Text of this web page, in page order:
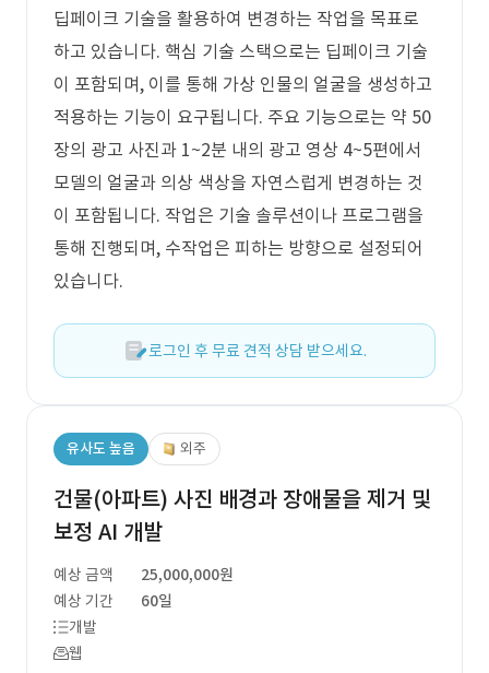
딥페이크 기술을 활용하여 변경하는 작업을 목표로
하고 있습니다. 핵심 기술 스택으로는 딥페이크 기술
이 포함되며, 이를 통해 가상 인물의 얼굴을 생성하고
적용하는 기능이 요구됩니다. 주요 기능으로는 약 50
장의 광고 사진과 1~2분 내의 광고 영상 4~5편에서
모델의 얼굴과 의상 색상을 자연스럽게 변경하는 것
이 포함됩니다. 작업은 기술 솔루션이나 프로그램을
통해 진행되며, 수작업은 피하는 방향으로 설정되어
있습니다.
로그인 후 무료 견적 상담 받으세요.
유사도 높음 외주
건물(아파트) 사진 배경과 장애물을 제거 및
보정 AI 개발
예상 금액
25,000,000원
예상 기간
60일
개발
웹